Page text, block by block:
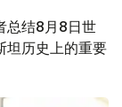
总结8月8日世
坦历史上的重要